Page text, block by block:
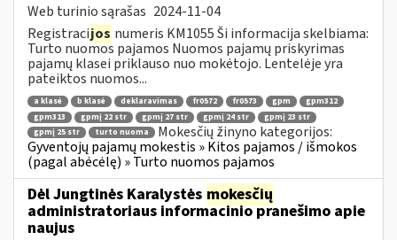
Web turinio sąrašas 2024-11-04
Registracijos numeris KM1055 Ši informacija skelbiama:
Turto nuomos pajamos Nuomos pajamų priskyrimas
pajamų klasei priklauso nuo mokėtojo. Lentelėje yra
pateiktos nuomos...
a klasė b klasė deklaravimas fr0572 fr0573 gpm
gpm312
gpm313
gpmį 22 str gpmį 27 str gpmį 24 str
gpmį 23 str
gpmį 25 str
turto nuoma
Mokesčių žinyno kategorijos:
Gyventojų pajamų mokestis » Kitos pajamos / išmokos
(pagal abėcėlę) » Turto nuomos pajamos
Dėl Jungtinės Karalystės mokesčių
administratoriaus informacinio pranešimo apie
naujus